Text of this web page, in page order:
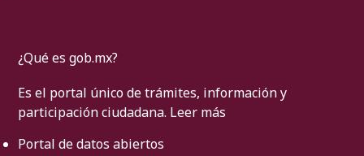
¿Qué es gob.mx?
Es el portal único de trámites, información y
participación ciudadana. Leer más
Portal de datos abiertos